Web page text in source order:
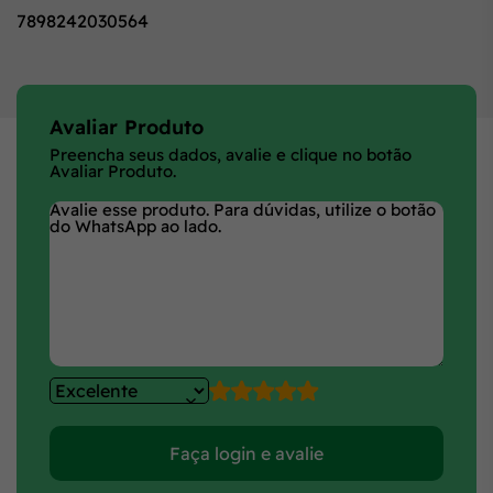
7898242030564
Avaliar Produto
Preencha seus dados, avalie e clique no botão
Avaliar Produto.
Faça login e avalie